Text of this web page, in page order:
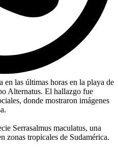
en las últimas horas en la playa de
Alternatus. El hallazgo fue
donde mostraron imágenes
Serrasalmus maculatus, una
zonas tropicales de Sudamérica.